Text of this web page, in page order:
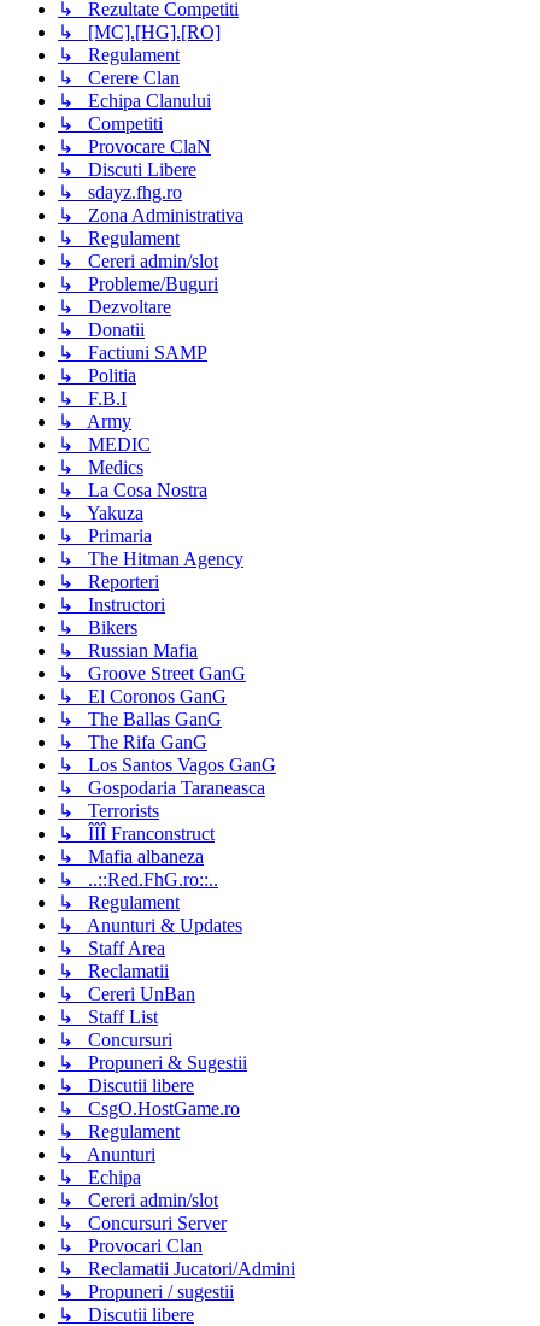
↳ Rezultate Competiti
↳ [MC].[HG].[RO]
↳ Regulament
↳ Cerere Clan
↳ Echipa Clanului
↳ Competiti
↳ Provocare ClaN
↳ Discuti Libere
↳ sdayz.fhg.ro
↳ Zona Administrativa
↳ Regulament
↳ Cereri admin/slot
↳ Probleme/Buguri
↳ Dezvoltare
↳ Donatii
↳ Factiuni SAMP
↳ Politia
↳ F.B.I
↳ Army
↳ MEDIC
↳ Medics
↳ La Cosa Nostra
↳ Yakuza
↳ Primaria
↳ The Hitman Agency
↳ Reporteri
↳ Instructori
↳ Bikers
↳ Russian Mafia
↳ Groove Street GanG
↳ El Coronos GanG
↳ The Ballas GanG
↳ The Rifa GanG
↳ Los Santos Vagos GanG
↳ Gospodaria Taraneasca
↳ Terrorists
↳ ÎÎÎ Franconstruct
↳ Mafia albaneza
↳ ..::Red.FhG.ro::..
↳ Regulament
↳ Anunturi & Updates
↳ Staff Area
↳ Reclamatii
↳ Cereri UnBan
↳ Staff List
↳ Concursuri
↳ Propuneri & Sugestii
↳ Discutii libere
↳ CsgO.HostGame.ro
↳ Regulament
↳ Anunturi
↳ Echipa
↳ Cereri admin/slot
↳ Concursuri Server
↳ Provocari Clan
↳ Reclamatii Jucatori/Admini
↳ Propuneri / sugestii
↳ Discutii libere